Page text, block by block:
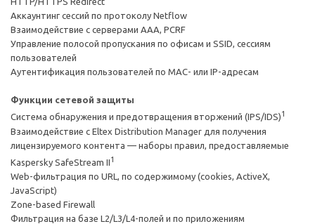
Аккаунтинг сессий по протоколу Netflow
Взаимодействие с серверами ААА, PCRF
Управление полосой пропускания по офисам и SSID, сессиям
пользователей
Аутентификация пользователей по MAC- или IP-адресам
Функции сетевой защиты
Система обнаружения и предотвращения вторжений (IPS/IDS)1
Взаимодействие с Eltex Distribution Manager для получения
лицензируемого контента — наборы правил, предоставляемые
Kaspersky SafeStream II1
Web-фильтрация по URL, по содержимому (cookies, ActiveX,
JavaScript)
Zone-based Firewall
Фильтрация на базе L2/L3/L4-полей и по приложениям